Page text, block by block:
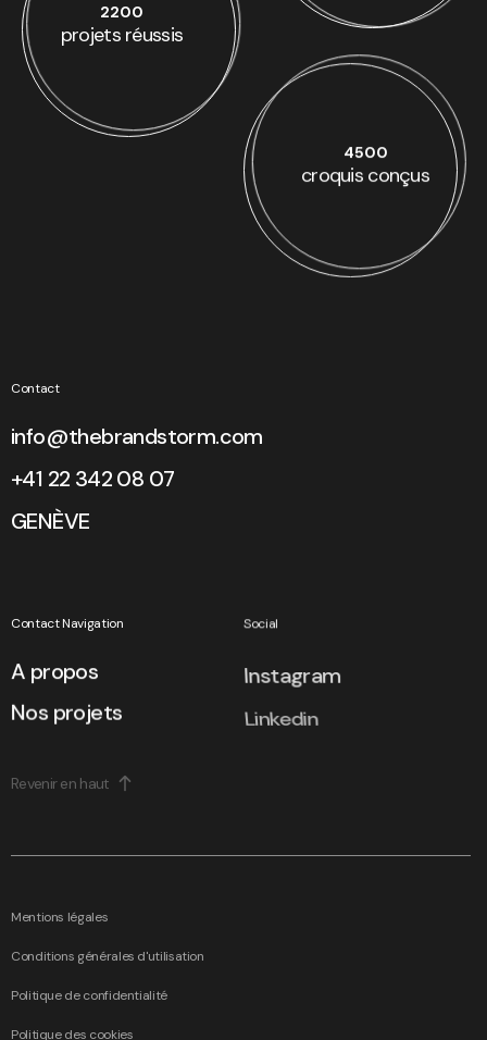
Voir plus
2200
projets réussis
4500
croquis conçus
Contact
info@thebrandstorm.com
+41 22 342 08 07
GENÈVE
Contact Navigation
A propos
Nos projets
Social
Instagram
Linkedin
Revenir en haut
Mentions légales
Conditions générales d'utilisation
Politique de confidentialité
Politique des cookies